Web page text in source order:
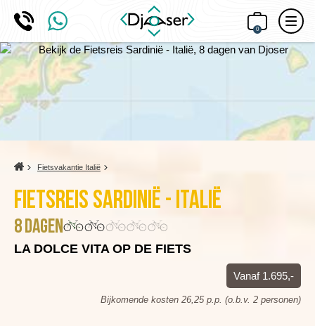
0
Home Fietsvakantie Italië
Fietsreis Sardinië - Italië
8 dagen
LA DOLCE VITA OP DE FIETS
Vanaf 1.695,-
Bijkomende kosten 26,25 p.p. (o.b.v. 2 personen)